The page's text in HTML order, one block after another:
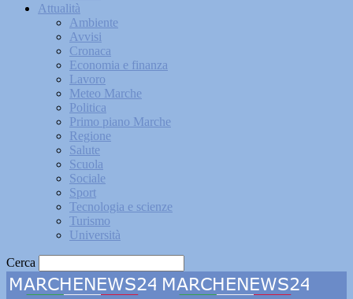
Attualità
Ambiente
Avvisi
Cronaca
Economia e finanza
Lavoro
Meteo Marche
Politica
Primo piano Marche
Regione
Salute
Scuola
Sociale
Sport
Tecnologia e scienze
Turismo
Università
Cerca